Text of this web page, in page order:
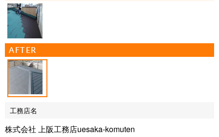
AFTER
工務店名
株式会社 上阪工務店uesaka-komuten